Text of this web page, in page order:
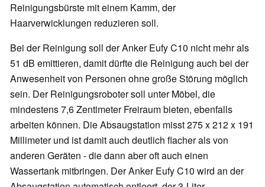
Reinigungsbürste mit einem Kamm, der
Haarverwicklungen reduzieren soll.
Bei der Reinigung soll der Anker Eufy C10 nicht mehr als
51 dB emittieren, damit dürfte die Reinigung auch bei der
Anwesenheit von Personen ohne große Störung möglich
sein. Der Reinigungsroboter soll unter Möbel, die
mindestens 7,6 Zentimeter Freiraum bieten, ebenfalls
arbeiten können. Die Absaugstation misst 275 x 212 x 191
Millimeter und ist damit auch deutlich flacher als von
anderen Geräten - die dann aber oft auch einen
Wassertank mitbringen. Der Anker Eufy C10 wird an der